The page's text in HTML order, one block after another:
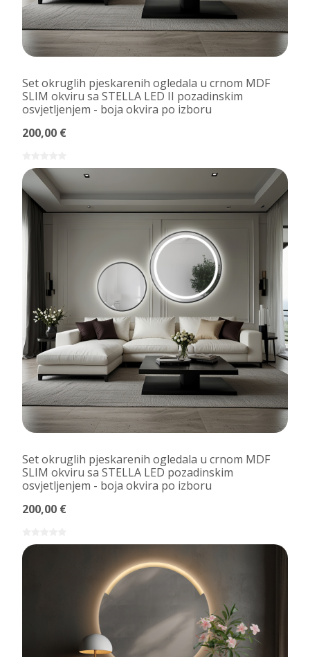
Set okruglih pjeskarenih ogledala u crnom MDF
SLIM okviru sa STELLA LED II pozadinskim
osvjetljenjem - boja okvira po izboru
200,00 €
Set okruglih pjeskarenih ogledala u crnom MDF
SLIM okviru sa STELLA LED pozadinskim
osvjetljenjem - boja okvira po izboru
200,00 €